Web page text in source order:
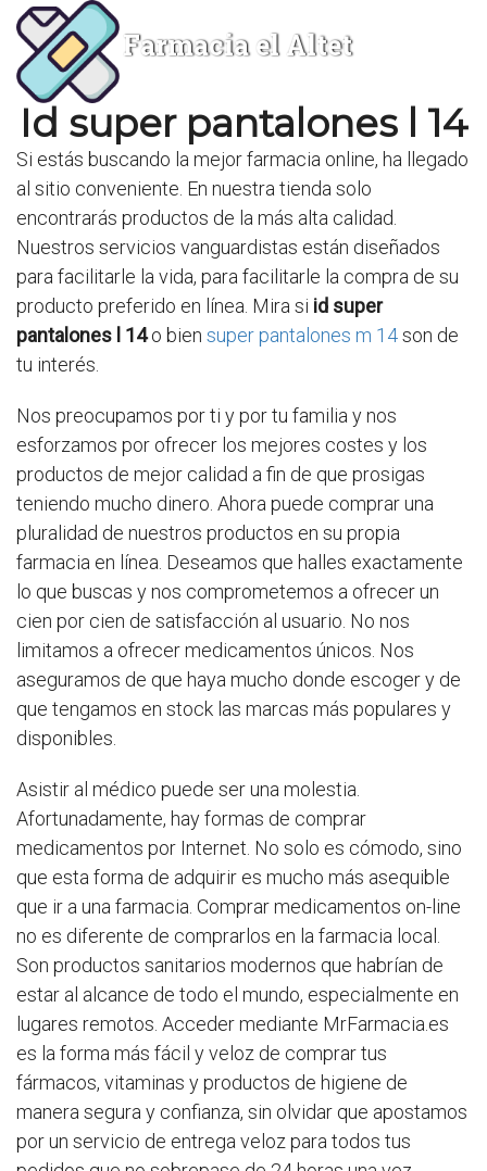
Farmacia el Altet
Id super pantalones l 14
Si estás buscando la mejor farmacia online, ha llegado
al sitio conveniente. En nuestra tienda solo
encontrarás productos de la más alta calidad.
Nuestros servicios vanguardistas están diseñados
para facilitarle la vida, para facilitarle la compra de su
producto preferido en línea. Mira si id super
pantalones l 14o bien super pantalones m 14son de
tu interés.
Nos preocupamos por ti y por tu familia y nos
esforzamos por ofrecer los mejores costes y los
productos de mejor calidad a fin de que prosigas
teniendo mucho dinero. Ahora puede comprar una
pluralidad de nuestros productos en su propia
farmacia en línea. Deseamos que halles exactamente
lo que buscas y nos comprometemos a ofrecer un
cien por cien de satisfacción al usuario. No nos
limitamos a ofrecer medicamentos únicos. Nos
aseguramos de que haya mucho donde escoger y de
que tengamos en stock las marcas más populares y
disponibles.
Asistir al médico puede ser una molestia.
Afortunadamente, hay formas de comprar
medicamentos por Internet. No solo es cómodo, sino
que esta forma de adquirir es mucho más asequible
que ir a una farmacia. Comprar medicamentos on-line
no es diferente de comprarlos en la farmacia local.
Son productos sanitarios modernos que habrían de
estar al alcance de todo el mundo, especialmente en
lugares remotos. Acceder mediante MrFarmacia.es
es la forma más fácil y veloz de comprar tus
fármacos, vitaminas y productos de higiene de
manera segura y confianza, sin olvidar que apostamos
por un servicio de entrega veloz para todos tus